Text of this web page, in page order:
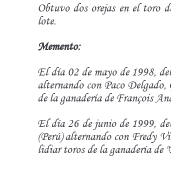
Obtuvo dos orejas en el toro
lote.
Memento:
El día 02 de mayo de 1998,
alternando con Paco
de la ganadería de François
El día 26 de junio de 1999,
(Perú) alternando con Fredy
lidiar toros de la ganadería de